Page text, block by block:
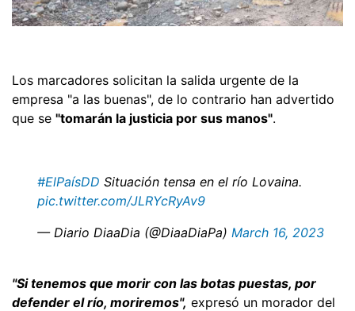
Los marcadores solicitan la salida urgente de la
empresa "a las buenas", de lo contrario han advertido
que se "tomarán la justicia por sus manos".
#ElPaísDD Situación tensa en el río Lovaina.
pic.twitter.com/JLRYcRyAv9
— Diario DiaaDia (@DiaaDiaPa) March 16, 2023
"Si tenemos que morir con las botas puestas, por
defender el río, moriremos", expresó un morador del